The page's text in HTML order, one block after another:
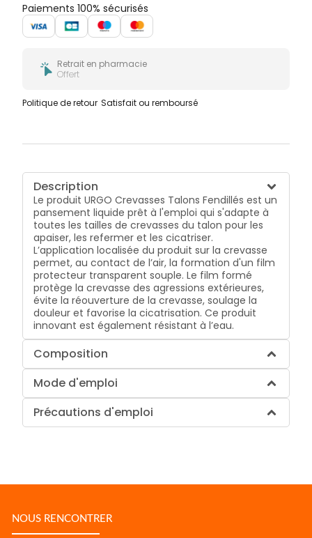
Paiements 100% sécurisés
Retrait en pharmacie
Offert
Politique de retour Satisfait ou remboursé
Description
Le produit URGO Crevasses Talons Fendillés est un
pansement liquide prêt à l'emploi qui s'adapte à
toutes les tailles de crevasses du talon pour les
apaiser, les refermer et les cicatriser.
L’application localisée du produit sur la crevasse
permet, au contact de l’air, la formation d'un film
protecteur transparent souple. Le film formé
protège la crevasse des agressions extérieures,
évite la réouverture de la crevasse, soulage la
douleur et favorise la cicatrisation. Ce produit
innovant est également résistant à l’eau.
Composition
Mode d'emploi
Précautions d'emploi
NOUS RENCONTRER